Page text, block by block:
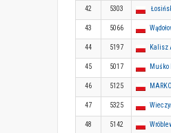
42 5303
43 5066
44 5197 Kalisz
45 5017 Muśko
46 5125
47 5325
48 5142